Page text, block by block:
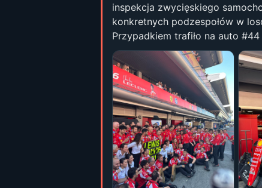
inspekcja zwycięskiego
konkretnych podzespołów w
Przypadkiem trafiło na auto #44